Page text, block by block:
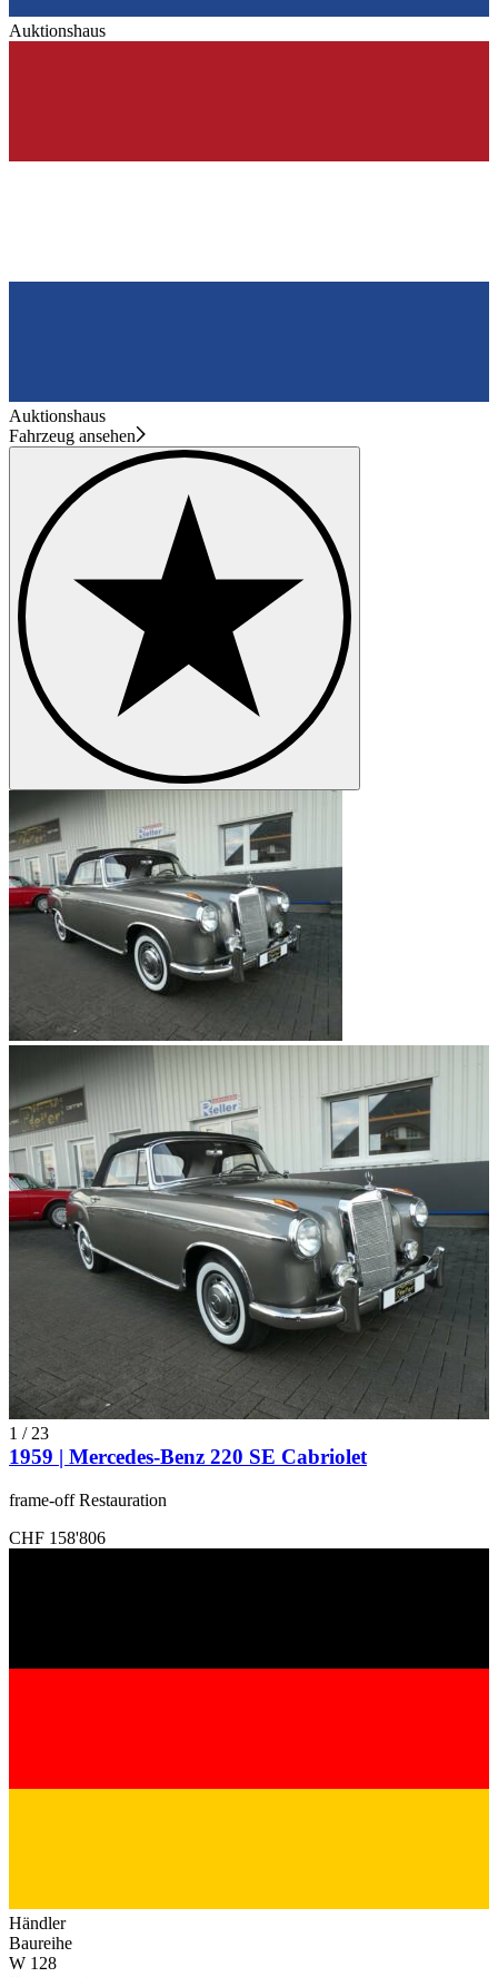
Auktionshaus
Auktionshaus
Fahrzeug ansehen
1 / 23
1959 | Mercedes-Benz 220 SE Cabriolet
frame-off Restauration
CHF 158'806
Händler
Baureihe
W 128